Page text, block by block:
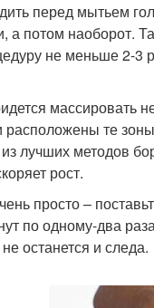
перед мытьем
а потом наоборот.
не меньше 2-3
массировать
те
лучших методов
рост.
просто –
по одному-два
останется и следа.